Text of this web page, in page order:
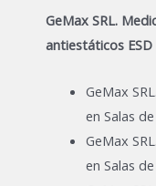
GeMax SRL.
antiestáticos ESD
GeMax
en Salas
GeMax
en Salas